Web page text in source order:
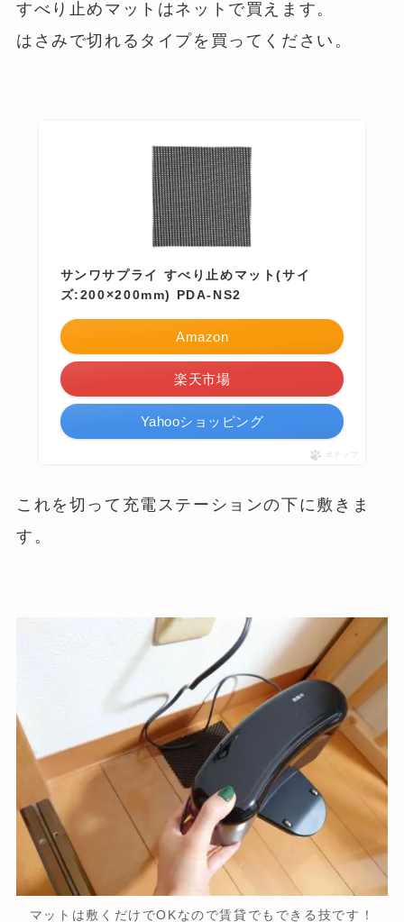
すべり止めマットはネットで買えます。
はさみで切れるタイプを買ってください。
サンワサプライ すべり止めマット(サイ
ズ:200×200mm) PDA-NS2
Amazon
楽天市場
Yahooショッピング
ポチップ
これを切って充電ステーションの下に敷きま
す。
マットは敷くだけでOKなので賃貸でもできる技です！